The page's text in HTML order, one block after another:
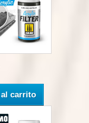
carrito